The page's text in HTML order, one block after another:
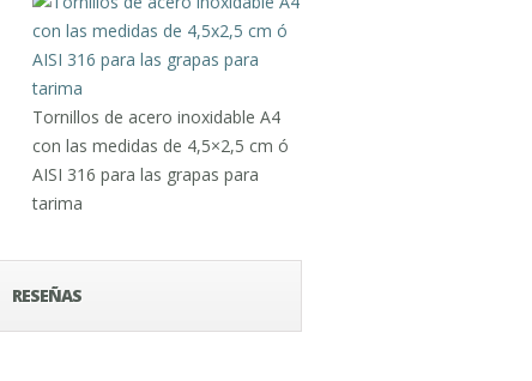
Tornillos de acero inoxidable A4
con las medidas de 4,5×2,5 cm ó
AISI 316 para las grapas para
tarima
RESEÑAS